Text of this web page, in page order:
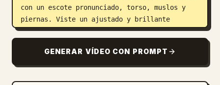
con un escote pronunciado, torso, muslos y
piernas. Viste un ajustado y brillante
atuendo negro revelador con recortes
oscuros ornamentados y cadenas plateadas
colgantes. Una dramática iluminación azul
GENERAR VÍDEO CON PROMPT